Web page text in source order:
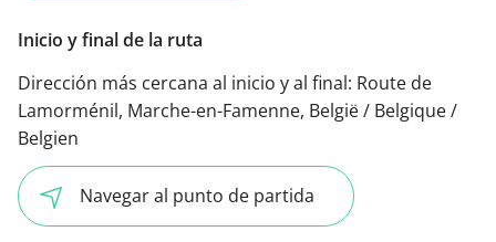
Inicio y final de la ruta
Dirección más cercana al inicio y al final: Route de
Lamorménil, Marche-en-Famenne, België / Belgique /
Belgien
Navegar al punto de partida